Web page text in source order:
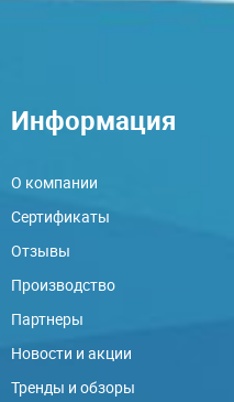
Информация
О компании
Сертификаты
Отзывы
Производство
Партнеры
Новости и акции
Тренды и обзоры